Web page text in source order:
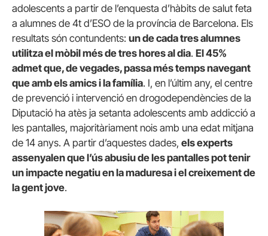
adolescents a partir de l’enquesta d’hàbits de salut feta
a alumnes de 4t d’ESO de la província de Barcelona. Els
resultats són contundents: un de cada tres alumnes
utilitza el mòbil més de tres hores al dia. El 45%
admet que, de vegades, passa més temps navegant
que amb els amics i la família. I, en l’últim any, el centre
de prevenció i intervenció en drogodependències de la
Diputació ha atès ja setanta adolescents amb addicció a
les pantalles, majoritàriament nois amb una edat mitjana
de 14 anys. A partir d’aquestes dades, els experts
assenyalen que l’ús abusiu de les pantalles pot tenir
un impacte negatiu en la maduresa i el creixement de
la gent jove.